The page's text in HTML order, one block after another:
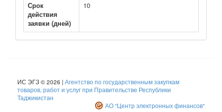
Срок
действия
заявки (дней)
10
ИС ЭГЗ © 2026 | Агентство по государственным закупкам
товаров, работ и услуг при Правительстве Республики
Таджикистан
АО "Центр электронных финансов"